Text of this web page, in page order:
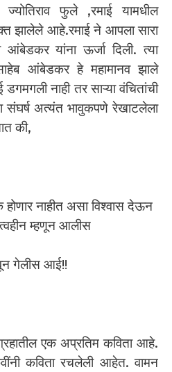
फुले ,रमाई यामधील
झालेले आहे.रमाई ने आपला सारा
आंबेडकर यांना ऊर्जा दिली. त्या
आंबेडकर हे महामानव झाले
नाही तर साऱ्या वंचितांची
संघर्ष अत्यंत भावुकपणे रेखाटलेला
की,
नाहीत असा विश्वास देऊन
म्हणून आलीस
गेलीस आई!!
एक अप्रतिम कविता आहे.
कविता रचलेली आहेत. वामन